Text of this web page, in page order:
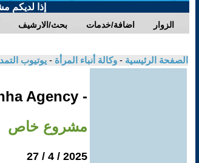
إذا لديكم
بحث/الارشيف اضافة/خدمات الزوار
الصفحة الرئيسية - وكالة أنباء المرأة - يوتيوب
- Jinha Agency
مشروع خاص
2025 / 4 / 27